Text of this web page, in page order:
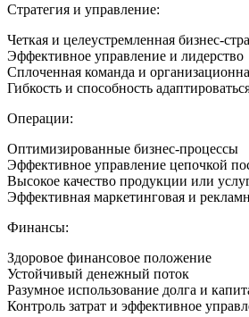
Стратегия и управление:
Четкая и целеустремленная бизнес-
Эффективное управление и лидерство
Сплоченная команда и
Гибкость и способность
Операции:
Оптимизированные бизнес-процессы
Эффективное управление цепочкой
Высокое качество продукции или
Эффективная маркетинговая и
Финансы:
Здоровое финансовое положение
Устойчивый денежный поток
Разумное использование долга и
Контроль затрат и эффективное